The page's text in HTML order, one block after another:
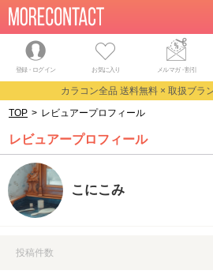
登録・ログイン お気に入り メルマガ・割引
カラコン全品 送料無料 × 取扱ブラ
TOP > レビュアープロフィール
レビュアープロフィール
こにこみ
投稿件数